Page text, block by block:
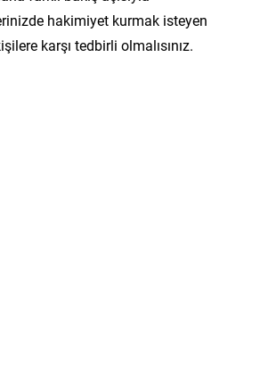
hakimiyet kurmak isteyen
karşı tedbirli olmalısınız.